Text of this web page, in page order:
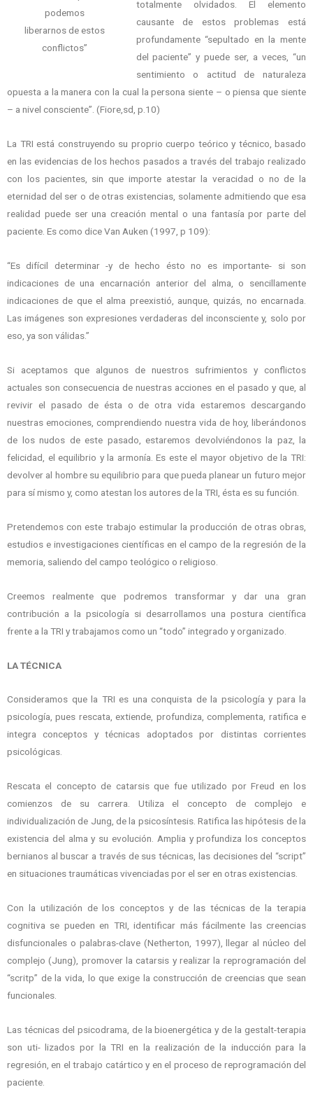
podemos
liberarnos de estos
conflictos”
totalmente olvidados. El elemento
causante de estos problemas está
profundamente “sepultado en la mente
del paciente” y puede ser, a veces, “un
sentimiento o actitud de naturaleza
opuesta a la manera con la cual la persona siente – o piensa que siente
– a nivel consciente”. (Fiore,sd, p.10)
La TRI está construyendo su proprio cuerpo teórico y técnico, basado
en las evidencias de los hechos pasados a través del trabajo realizado
con los pacientes, sin que importe atestar la veracidad o no de la
eternidad del ser o de otras existencias, solamente admitiendo que esa
realidad puede ser una creación mental o una fantasía por parte del
paciente. Es como dice Van Auken (1997, p 109):
“Es difícil determinar -y de hecho ésto no es importante- si son
indicaciones de una encarnación anterior del alma, o sencillamente
indicaciones de que el alma preexistió, aunque, quizás, no encarnada.
Las imágenes son expresiones verdaderas del inconsciente y, solo por
eso, ya son válidas.”
Si aceptamos que algunos de nuestros sufrimientos y conflictos
actuales son consecuencia de nuestras acciones en el pasado y que, al
revivir el pasado de ésta o de otra vida estaremos descargando
nuestras emociones, comprendiendo nuestra vida de hoy, liberándonos
de los nudos de este pasado, estaremos devolviéndonos la paz, la
felicidad, el equilibrio y la armonía. Es este el mayor objetivo de la TRI:
devolver al hombre su equilibrio para que pueda planear un futuro mejor
para sí mismo y, como atestan los autores de la TRI, ésta es su función.
Pretendemos con este trabajo estimular la producción de otras obras,
estudios e investigaciones científicas en el campo de la regresión de la
memoria, saliendo del campo teológico o religioso.
Creemos realmente que podremos transformar y dar una gran
contribución a la psicología si desarrollamos una postura científica
frente a la TRI y trabajamos como un “todo” integrado y organizado.
LA TÉCNICA
Consideramos que la TRI es una conquista de la psicología y para la
psicología, pues rescata, extiende, profundiza, complementa, ratifica e
integra conceptos y técnicas adoptados por distintas corrientes
psicológicas.
Rescata el concepto de catarsis que fue utilizado por Freud en los
comienzos de su carrera. Utiliza el concepto de complejo e
individualización de Jung, de la psicosíntesis. Ratifica las hipótesis de la
existencia del alma y su evolución. Amplia y profundiza los conceptos
bernianos al buscar a través de sus técnicas, las decisiones del “script”
en situaciones traumáticas vivenciadas por el ser en otras existencias.
Con la utilización de los conceptos y de las técnicas de la terapia
cognitiva se pueden en TRI, identificar más fácilmente las creencias
disfuncionales o palabras-clave (Netherton, 1997), llegar al núcleo del
complejo (Jung), promover la catarsis y realizar la reprogramación del
“scritp” de la vida, lo que exige la construcción de creencias que sean
funcionales.
Las técnicas del psicodrama, de la bioenergética y de la gestalt-terapia
son uti- lizados por la TRI en la realización de la inducción para la
regresión, en el trabajo catártico y en el proceso de reprogramación del
paciente.